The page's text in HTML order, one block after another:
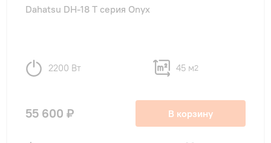
Dahatsu DH-18 T серия Onyx
2200 Вт 45 м2
55 600 ₽ В корзину